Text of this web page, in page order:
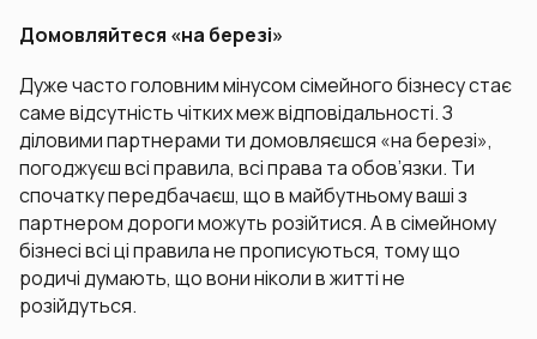
Домовляйтеся «на березі»
Дуже часто головним мінусом сімейного бізнесу стає
саме відсутність чітких меж відповідальності. З
діловими партнерами ти домовляєшся «на березі»,
погоджуєш всі правила, всі права та обов’язки. Ти
спочатку передбачаєш, що в майбутньому ваші з
партнером дороги можуть розійтися. А в сімейному
бізнесі всі ці правила не прописуються, тому що
родичі думають, що вони ніколи в житті не
розійдуться.